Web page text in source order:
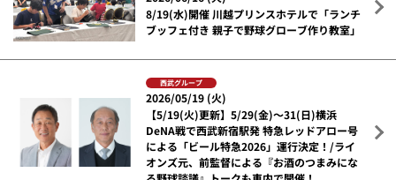
8/19(水)開催 川越プリンスホテルで「ランチ
ブッフェ付き 親子で野球グローブ作り教室」
西武グループ
2026/05/19 (火)
【5/19(火)更新】5/29(金)～31(日)横浜
DeNA戦で西武新宿駅発 特急レッドアロー号
による「ビール特急2026」運行決定！/ライ
オンズ元、前監督による『お酒のつまみにな